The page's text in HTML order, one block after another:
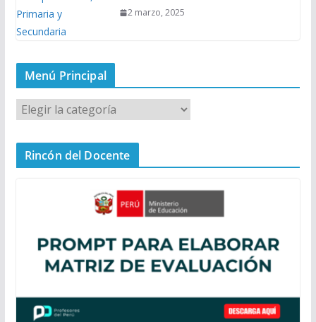
2 marzo, 2025
Menú Principal
M
e
n
a
Rincón del Docente